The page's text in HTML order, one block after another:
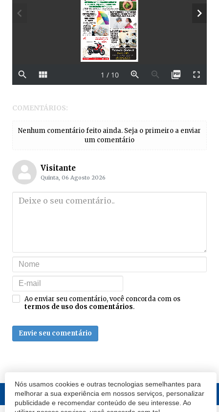
Nós usamos cookies e outras tecnologias semelhantes para
melhorar a sua experiência em nossos serviços, personalizar
publicidade e recomendar conteúdo de seu interesse. Ao
COMENTÁRIOS:
Nenhum comentário feito ainda. Seja o primeiro a enviar
um comentário
Visitante
Quinta, 06 Agosto 2026
Ao enviar seu comentário, você concorda com os
termos de uso dos comentários.
Envie seu comentário